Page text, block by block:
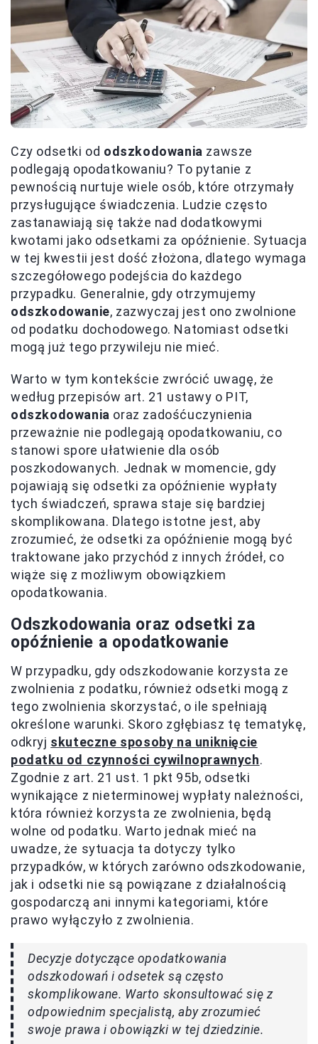
Czy odsetki od odszkodowania zawsze
podlegają opodatkowaniu? To pytanie z
pewnością nurtuje wiele osób, które otrzymały
przysługujące świadczenia. Ludzie często
zastanawiają się także nad dodatkowymi
kwotami jako odsetkami za opóźnienie. Sytuacja
w tej kwestii jest dość złożona, dlatego wymaga
szczegółowego podejścia do każdego
przypadku. Generalnie, gdy otrzymujemy
odszkodowanie, zazwyczaj jest ono zwolnione
od podatku dochodowego. Natomiast odsetki
mogą już tego przywileju nie mieć.
Warto w tym kontekście zwrócić uwagę, że
według przepisów art. 21 ustawy o PIT,
odszkodowania oraz zadośćuczynienia
przeważnie nie podlegają opodatkowaniu, co
stanowi spore ułatwienie dla osób
poszkodowanych. Jednak w momencie, gdy
pojawiają się odsetki za opóźnienie wypłaty
tych świadczeń, sprawa staje się bardziej
skomplikowana. Dlatego istotne jest, aby
zrozumieć, że odsetki za opóźnienie mogą być
traktowane jako przychód z innych źródeł, co
wiąże się z możliwym obowiązkiem
opodatkowania.
Odszkodowania oraz odsetki za
opóźnienie a opodatkowanie
W przypadku, gdy odszkodowanie korzysta ze
zwolnienia z podatku, również odsetki mogą z
tego zwolnienia skorzystać, o ile spełniają
określone warunki. Skoro zgłębiasz tę tematykę,
odkryj skuteczne sposoby na uniknięcie
podatku od czynności cywilnoprawnych.
Zgodnie z art. 21 ust. 1 pkt 95b, odsetki
wynikające z nieterminowej wypłaty należności,
która również korzysta ze zwolnienia, będą
wolne od podatku. Warto jednak mieć na
uwadze, że sytuacja ta dotyczy tylko
przypadków, w których zarówno odszkodowanie,
jak i odsetki nie są powiązane z działalnością
gospodarczą ani innymi kategoriami, które
prawo wyłączyło z zwolnienia.
Decyzje dotyczące opodatkowania
odszkodowań i odsetek są często
skomplikowane. Warto skonsultować się z
odpowiednim specjalistą, aby zrozumieć
swoje prawa i obowiązki w tej dziedzinie.